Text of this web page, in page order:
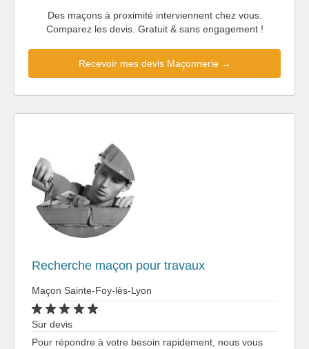
Des maçons à proximité interviennent chez vous.
Comparez les devis. Gratuit & sans engagement !
Recevoir mes devis Maçonnerie →
Recherche maçon pour travaux
Maçon Sainte-Foy-lès-Lyon
Sur devis
Pour répondre à votre besoin rapidement, nous vous